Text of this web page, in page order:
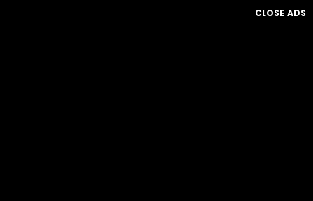
CLOSE ADS